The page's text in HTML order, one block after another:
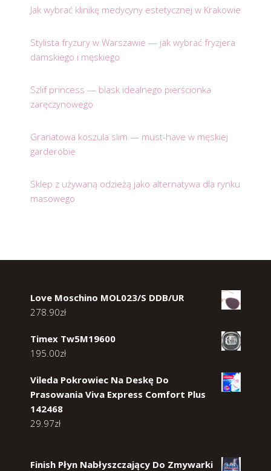
Jak wybrać klinikę medycyny estetycznej w Krakowie
Stylista fryzury w Warszawie — jak wybrać fryzjera
damskiego i męskiego
Szlif princess — blask idealnego pierścionka
zaręczynowego
Granatowa koszula slim — must-have w męskiej
garderobie
Sklep z używaną odzieżą jako alternatywa dla rynku
masowego
Love Moschino MOL023/S DDB/UR
278.90zł
Timex Tw5M19600
195.00zł
Vileda Pokrowiec Na Deskę Do
Prasowania Viva Express Comfort Plus
142468
29.97zł
Finish Płyn Nabłyszczający Do Zmywarki